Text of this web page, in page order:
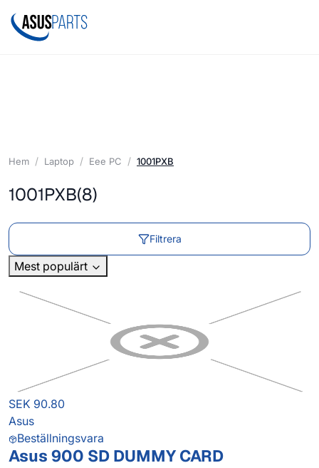
Hem Laptop Eee PC 1001PXB
1001PXB(8)
Filtrera
Mest populärt
SEK 90.80
Asus
Beställningsvara
Asus 900 SD DUMMY CARD